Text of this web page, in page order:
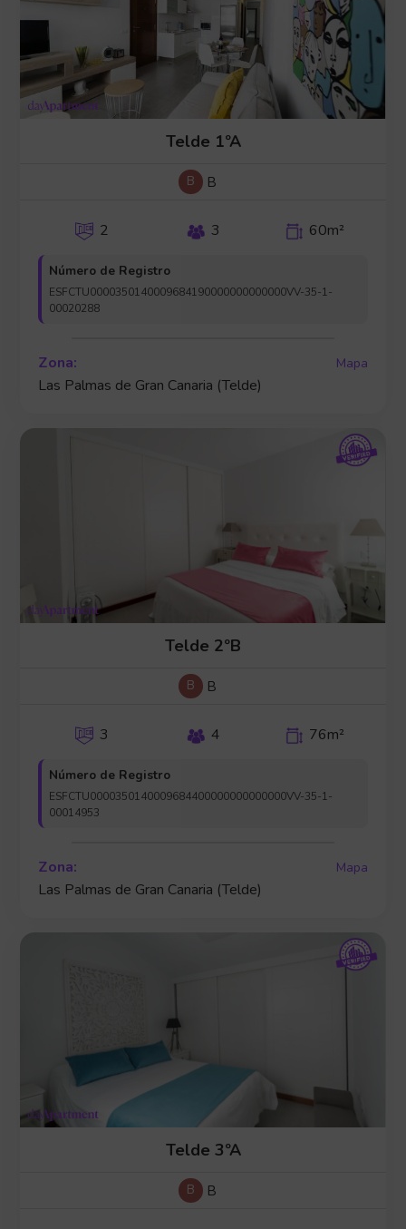
Telde 1ºA
B B
2 3 60m²
Número de Registro
ESFCTU0000350140009684190000000000000VV-35-1-
00020288
Zona: Mapa
Las Palmas de Gran Canaria (Telde)
Telde 2ºB
B B
3 4 76m²
Número de Registro
ESFCTU0000350140009684400000000000000VV-35-1-
00014953
Zona: Mapa
Las Palmas de Gran Canaria (Telde)
Telde 3ºA
B B